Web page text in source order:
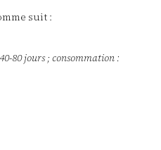
suit :
80 jours ; consommation :